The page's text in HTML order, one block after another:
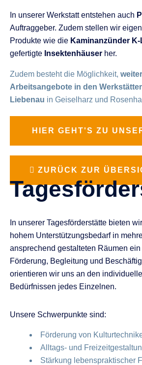
In unserer Werkstatt entstehen auch
Auftraggeber. Zudem stellen wir
Produkte wie die Kaminanzünder
gefertigte Insektenhäuser her.
Zudem besteht die Möglichkeit,
Arbeitsangebote in den
Liebenau in Geiselharz und
HIER GEHT'S ZU
ZURÜCK ZUR
In unserer Tagesförderstätte bieten
hohem Unterstützungsbedarf in
ansprechend gestalteten Räumen
Förderung, Begleitung und
orientieren wir uns an den
Bedürfnissen jedes Einzelnen.
Unsere Schwerpunkte sind:
Förderung von
Alltags- und
Stärkung lebenspraktischer